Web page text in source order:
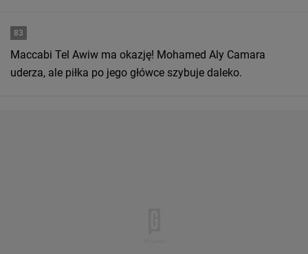
83
Maccabi Tel Awiw ma okazję! Mohamed Aly Camara
uderza, ale piłka po jego główce szybuje daleko.